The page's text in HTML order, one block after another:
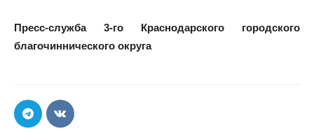
Пресс-служба 3-го Краснодарского городского
благочиннического округа